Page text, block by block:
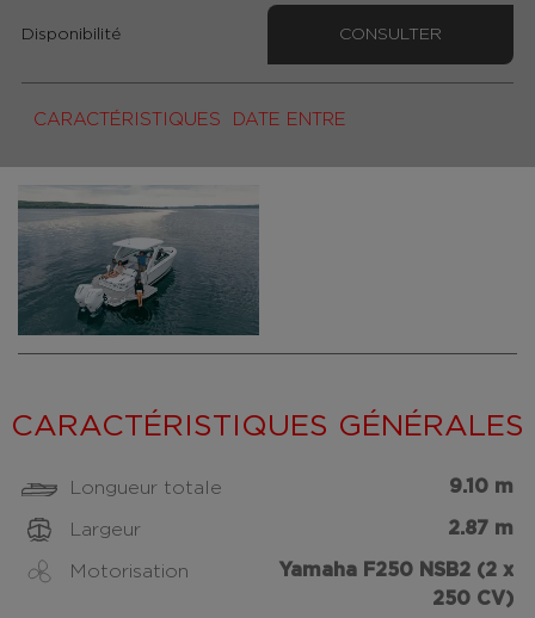
CARACTÉRISTIQUES DATE ENTRE
Disponibilité CONSULTER
CARACTÉRISTIQUES GÉNÉRALES
Longueur totale 9.10 m
Largeur 2.87 m
Motorisation
Yamaha F250 NSB2 (2 x
250 CV)